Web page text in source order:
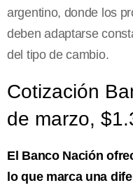
argentino, donde los
deben adaptarse
del tipo de cambio.
Cotización
de marzo,
El Banco Nación
lo que marca una